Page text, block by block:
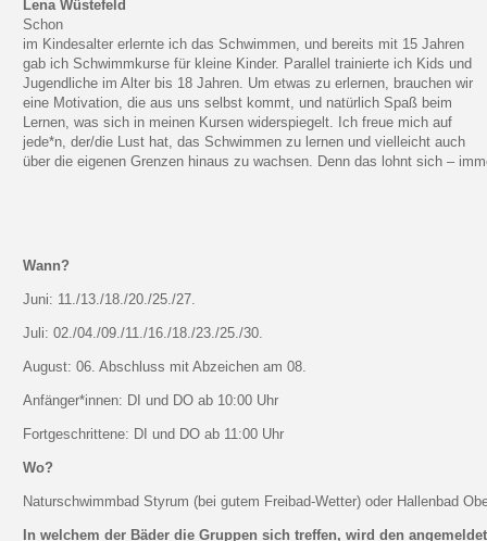
Lena Wüstefeld
Schon
im Kindesalter erlernte ich das Schwimmen, und bereits mit 15 Jahren
gab ich Schwimmkurse für kleine Kinder. Parallel trainierte ich Kids und
Jugendliche im Alter bis 18 Jahren. Um etwas zu erlernen, brauchen wir
eine Motivation, die aus uns selbst kommt, und natürlich Spaß beim
Lernen, was sich in meinen Kursen widerspiegelt. Ich freue mich auf
jede*n, der/die Lust hat, das Schwimmen zu lernen und vielleicht auch
über die eigenen Grenzen hinaus zu wachsen. Denn das lohnt sich –
Wann?
Juni: 11./13./18./20./25./27.
Juli: 02./04./09./11./16./18./23./25./30.
August: 06. Abschluss mit Abzeichen am 08.
Anfänger*innen: DI und DO ab 10:00 Uhr
Fortgeschrittene: DI und DO ab 11:00 Uhr
Wo?
Naturschwimmbad Styrum (bei gutem Freibad-Wetter) oder Hallenbad
In welchem der Bäder die Gruppen sich treffen, wird den